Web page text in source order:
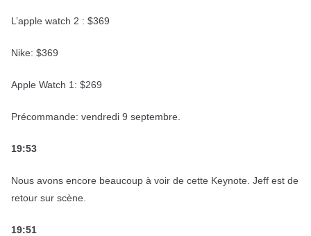
L’apple watch 2 : $369
Nike: $369
Apple Watch 1: $269
Précommande: vendredi 9 septembre.
19:53
Nous avons encore beaucoup à voir de cette Keynote. Jeff est de
retour sur scène.
19:51